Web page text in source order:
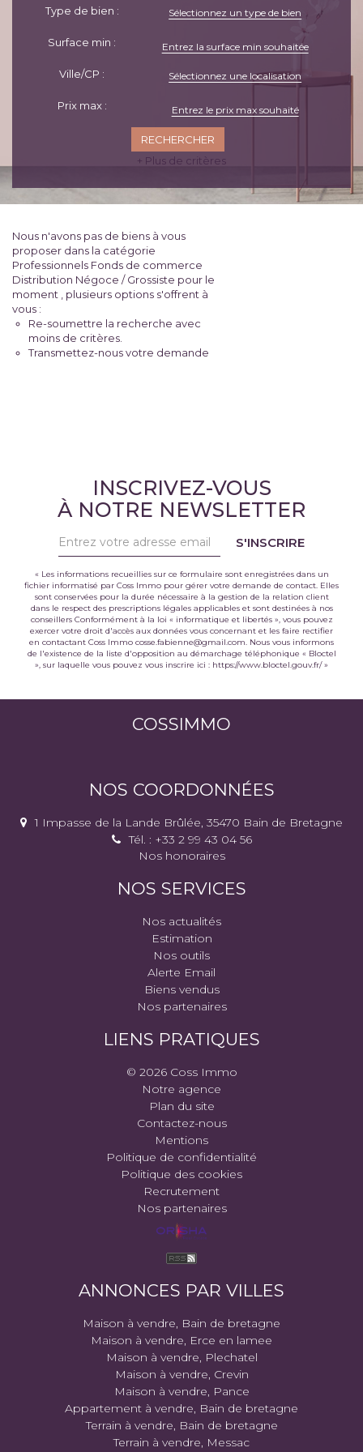
Type de bien : Sélectionnez un type de bien
Surface min :
Ville/CP : Sélectionnez une localisation
Prix max :
+ Plus de critères
Nous n'avons pas de biens à vous
proposer dans la catégorie
Professionnels Fonds de commerce
Distribution Négoce / Grossiste pour le
moment , plusieurs options s'offrent à
vous :
Re-soumettre la recherche avec
moins de critères.
Transmettez-nous votre demande
INSCRIVEZ-VOUS
À NOTRE NEWSLETTER
S'INSCRIRE
« Les informations recueillies sur ce formulaire sont enregistrées dans un
fichier informatisé par Coss Immo pour gérer votre demande de contact. Elles
sont conservées pour la durée nécessaire à la gestion de la relation client
dans le respect des prescriptions légales applicables et sont destinées à nos
conseillers Conformément à la loi « informatique et libertés », vous pouvez
exercer votre droit d'accès aux données vous concernant et les faire rectifier
en contactant Coss Immo cosse.fabienne@gmail.com. Nous vous informons
de l'existence de la liste d'opposition au démarchage téléphonique « Bloctel
», sur laquelle vous pouvez vous inscrire ici : https://www.bloctel.gouv.fr/»
COSSIMMO
NOS COORDONNÉES
1 Impasse de la Lande Brûlée, 35470 Bain de Bretagne
Tél. : +33 2 99 43 04 56
Nos honoraires
NOS SERVICES
Nos actualités
Estimation
Nos outils
Alerte Email
Biens vendus
Nos partenaires
LIENS PRATIQUES
© 2026 Coss Immo
Notre agence
Plan du site
Contactez-nous
Mentions
Politique de confidentialité
Politique des cookies
Recrutement
Nos partenaires
ANNONCES PAR VILLES
Maison à vendre, Bain de bretagne
Maison à vendre, Erce en lamee
Maison à vendre, Plechatel
Maison à vendre, Crevin
Maison à vendre, Pance
Appartement à vendre, Bain de bretagne
Terrain à vendre, Bain de bretagne
Terrain à vendre, Messac